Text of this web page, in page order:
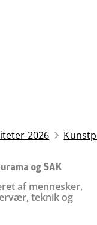
2026
og SAK
af mennesker,
teknik og